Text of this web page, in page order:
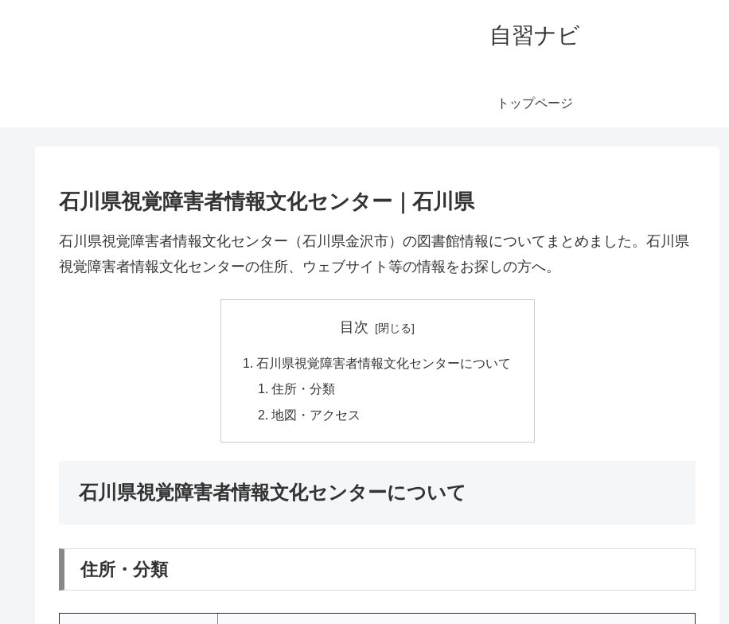
自習ナビ
トップページ
石川県視覚障害者情報文化センター｜石川県
石川県視覚障害者情報文化センター（石川県金沢市）の図書館情報についてまとめました。石川県
視覚障害者情報文化センターの住所、ウェブサイト等の情報をお探しの方へ。
目次
石川県視覚障害者情報文化センターについて
住所・分類
地図・アクセス
石川県視覚障害者情報文化センターについて
住所・分類